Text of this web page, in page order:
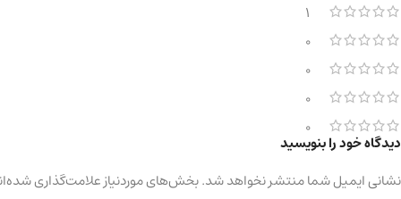
1
0
0
0
0
دیدگاه خود را بنویسید
نشانی ایمیل شما منتشر نخواهد شد.بخش‌های موردنیاز علامت‌گذاری